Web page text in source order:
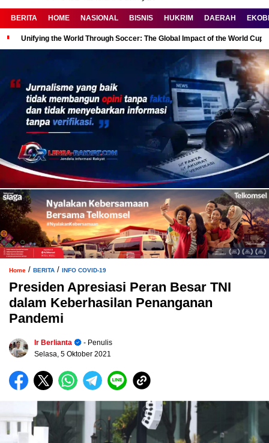
BERITA HOME NASIONAL BISNIS HUKRIM DAERAH
Unifying the World Through Soccer: The Global Impact of the World Cup
Home / BERITA / INFO COVID-19
Presiden Apresiasi Peran Besar TNI
dalam Keberhasilan Penanganan
Pandemi
Ir Berlianta
- Penulis
Selasa, 5 Oktober 2021